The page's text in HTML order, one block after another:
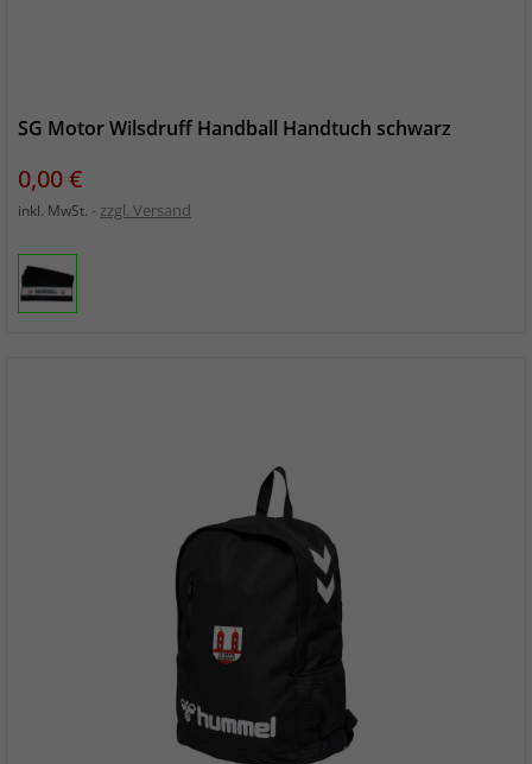
SG Motor Wilsdruff Handball Handtuch schwarz
Preis
0,00 €
inkl. MwSt. zzgl. Versand